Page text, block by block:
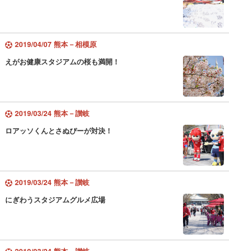
2019/04/07 熊本－相模原
えがお健康スタジアムの桜も満開！
2019/03/24 熊本－讃岐
ロアッソくんとさぬぴーが対決！
2019/03/24 熊本－讃岐
にぎわうスタジアムグルメ広場